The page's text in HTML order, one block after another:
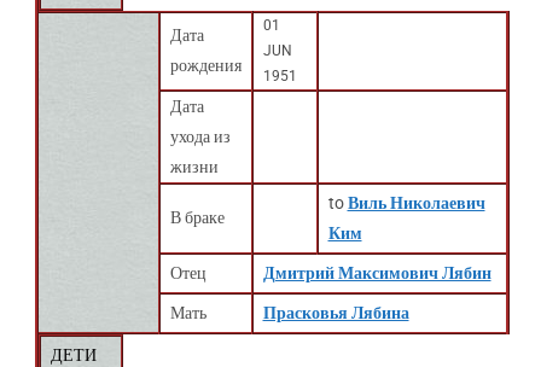
Дата
рождения
01
JUN
1951
Дата
ухода из
жизни
В браке
toВиль Николаевич
Ким
Отец Дмитрий Максимович Лябин
Мать Прасковья Лябина
ДЕТИ